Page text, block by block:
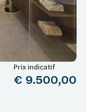
Prix indicatif
€ 9.500,00